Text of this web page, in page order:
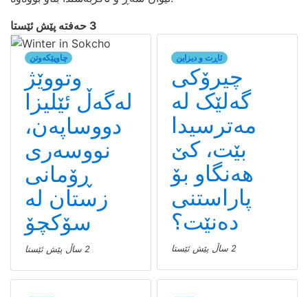
3 حەفتە پێش ئێستا
چاوپێکەوتن
وتووێژ
لەگەڵ ئێلیزا
دووساپەن،
نووسەری
ڕۆمانی
زستان لە
سۆکچۆ
2 ساڵ پێش ئێستا
ئاڕت و دیزاین
چیرۆکی
گەلێک لە
مەترسیدا
بێت، کێ
هەنگاو بۆ
پاراستنی
دەنێت؟
2 ساڵ پێش ئێستا